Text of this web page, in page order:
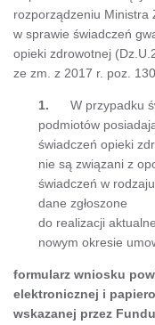
rozporządzeniu Ministra
w sprawie świadczeń
opieki zdrowotnej
ze zm. z 2017 r. poz.
1.W przypadku
podmiotów
świadczeń opieki
nie są związani z
świadczeń w
dane zgłoszone
do realizacji
nowym okresie
formularz wniosku
elektronicznej i
wskazanej przez